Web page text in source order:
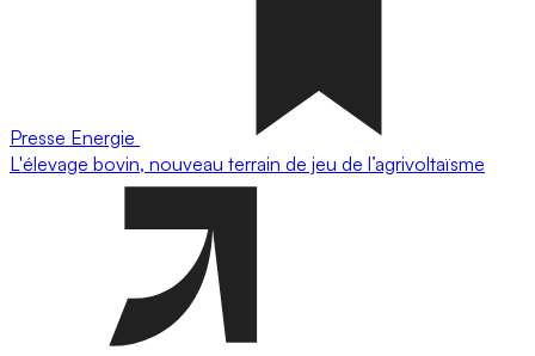
Presse Energie
L'élevage bovin, nouveau terrain de jeu de l’agrivoltaïsme